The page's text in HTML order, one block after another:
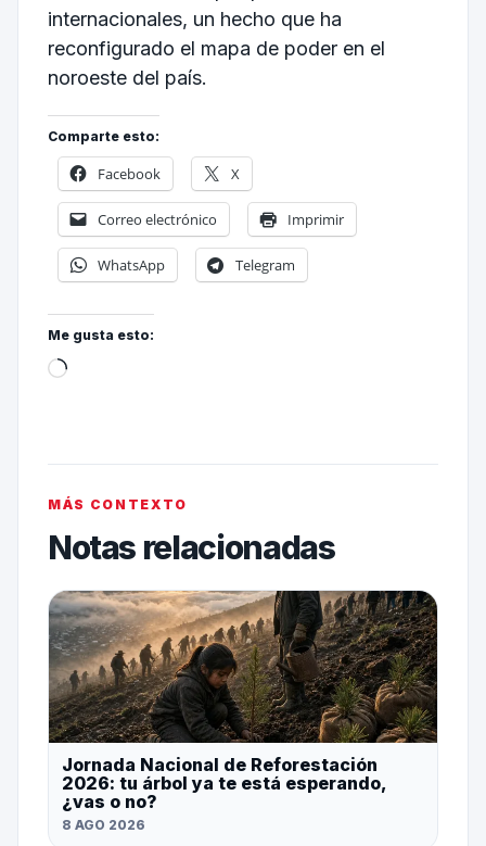
internacionales, un hecho que ha
reconfigurado el mapa de poder en el
noroeste del país.
Comparte esto:
Facebook X
Correo electrónico Imprimir
WhatsApp Telegram
Me gusta esto:
MÁS CONTEXTO
Notas relacionadas
Jornada Nacional de Reforestación
2026: tu árbol ya te está esperando,
¿vas o no?
8 AGO 2026